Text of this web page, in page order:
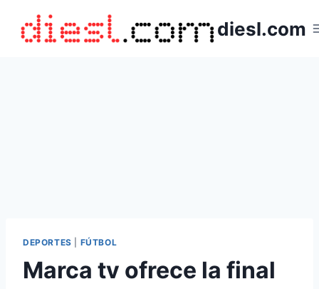
contenido
diesl.com
DEPORTES FÚTBOL
Marca tv ofrece la final